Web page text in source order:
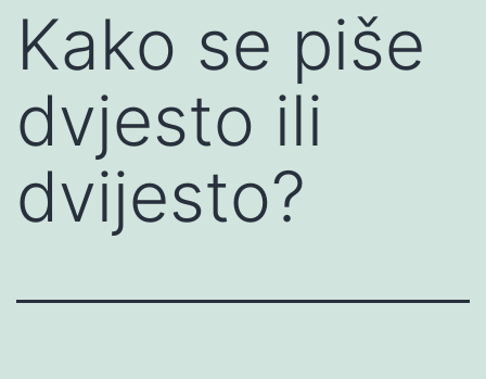
Kako se piše
dvjesto ili
dvijesto?